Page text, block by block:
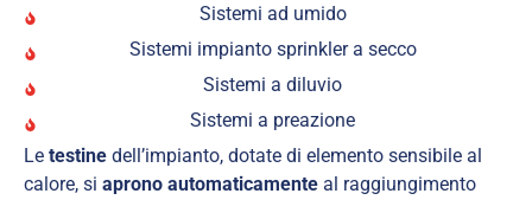
Sistemi ad umido
Sistemi impianto sprinkler a secco
Sistemi a diluvio
Sistemi a preazione
Le testine dell’impianto, dotate di elemento sensibile al
calore, si aprono automaticamente al raggiungimento